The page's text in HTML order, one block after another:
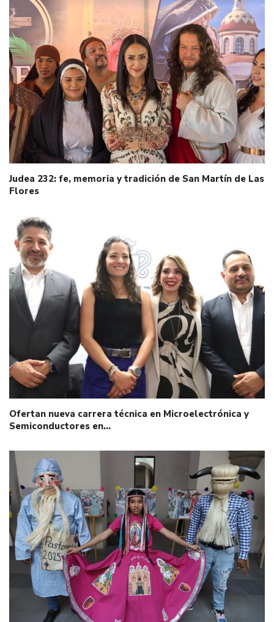
Judea 232: fe, memoria y tradición de San Martín de Las
Flores
Ofertan nueva carrera técnica en Microelectrónica y
Semiconductores en…